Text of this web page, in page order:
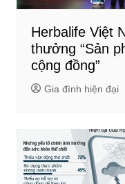
Herbalife Việt
thưởng “Sản
cộng đồng”
Gia đình hiện đại